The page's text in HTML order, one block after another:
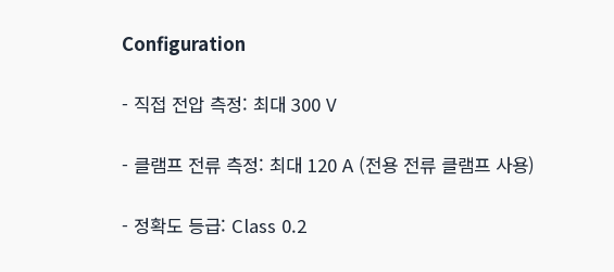
Configuration
- 직접 전압 측정: 최대 300 V
- 클램프 전류 측정: 최대 120 A (전용 전류 클램프 사용)
- 정확도 등급: Class 0.2